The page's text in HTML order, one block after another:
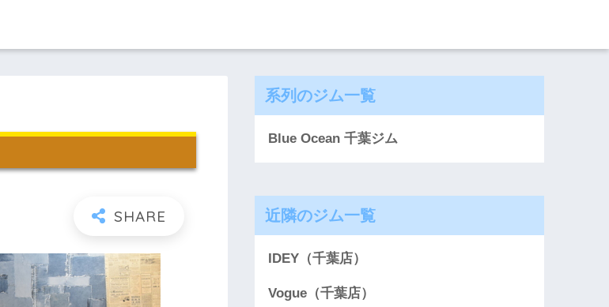
系列のジム一覧
Blue Ocean 千葉ジム
近隣のジム一覧
IDEY（千葉店）
Vogue（千葉店）